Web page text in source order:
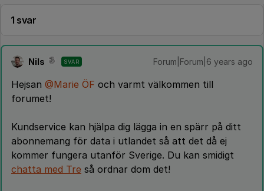
1 svar
Nils SVAR Forum|Forum|6 years ago
Hejsan @Marie ÖF och varmt välkommen till
forumet!
Kundservice kan hjälpa dig lägga in en spärr på ditt
abonnemang för data i utlandet så att det då ej
kommer fungera utanför Sverige. Du kan smidigt
chatta med Tre så ordnar dom det!